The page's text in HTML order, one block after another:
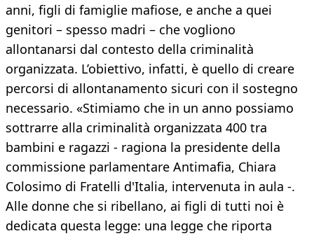
anni, figli di famiglie mafiose, e anche a quei
genitori – spesso madri – che vogliono
allontanarsi dal contesto della criminalità
organizzata. L’obiettivo, infatti, è quello di creare
percorsi di allontanamento sicuri con il sostegno
necessario. «Stimiamo che in un anno possiamo
sottrarre alla criminalità organizzata 400 tra
bambini e ragazzi - ragiona la presidente della
commissione parlamentare Antimafia, Chiara
Colosimo di Fratelli d'Italia, intervenuta in aula -.
Alle donne che si ribellano, ai figli di tutti noi è
dedicata questa legge: una legge che riporta